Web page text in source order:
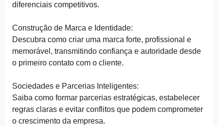
diferenciais competitivos.
Construção de Marca e Identidade:
Descubra como criar uma marca forte, profissional e
memorável, transmitindo confiança e autoridade desde
o primeiro contato com o cliente.
Sociedades e Parcerias Inteligentes:
Saiba como formar parcerias estratégicas, estabelecer
regras claras e evitar conflitos que podem comprometer
o crescimento da empresa.